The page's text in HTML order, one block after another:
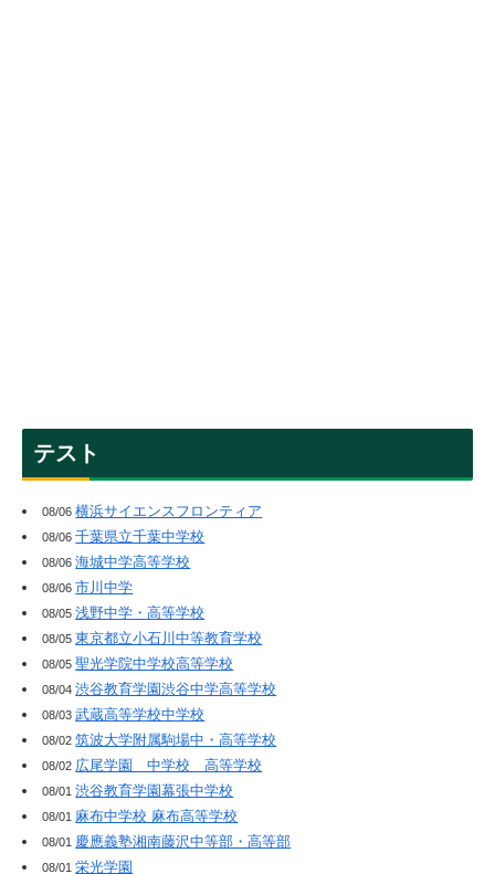
テスト
08/06横浜サイエンスフロンティア
08/06千葉県立千葉中学校
08/06海城中学高等学校
08/06市川中学
08/05浅野中学・高等学校
08/05東京都立小石川中等教育学校
08/05聖光学院中学校高等学校
08/04渋谷教育学園渋谷中学高等学校
08/03武蔵高等学校中学校
08/02筑波大学附属駒場中・高等学校
08/02 広尾学園 中学校 高等学校
08/01渋谷教育学園幕張中学校
08/01 麻布中学校 麻布高等学校
08/01 慶應義塾湘南藤沢中等部・高等部
08/01栄光学園